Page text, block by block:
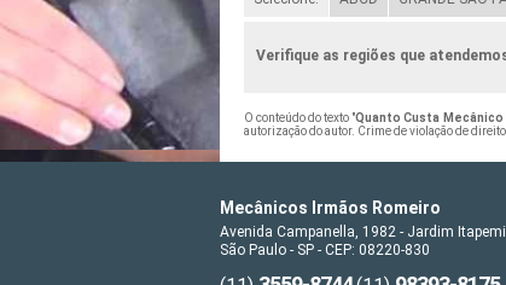
Verifique as regiões que
O conteúdo do texto "Quanto Custa
autorização do autor. Crime de violação de
Mecânicos Irmãos Romeiro
Avenida Campanella, 1982 - Jardim
São Paulo - SP - CEP: 08220-830